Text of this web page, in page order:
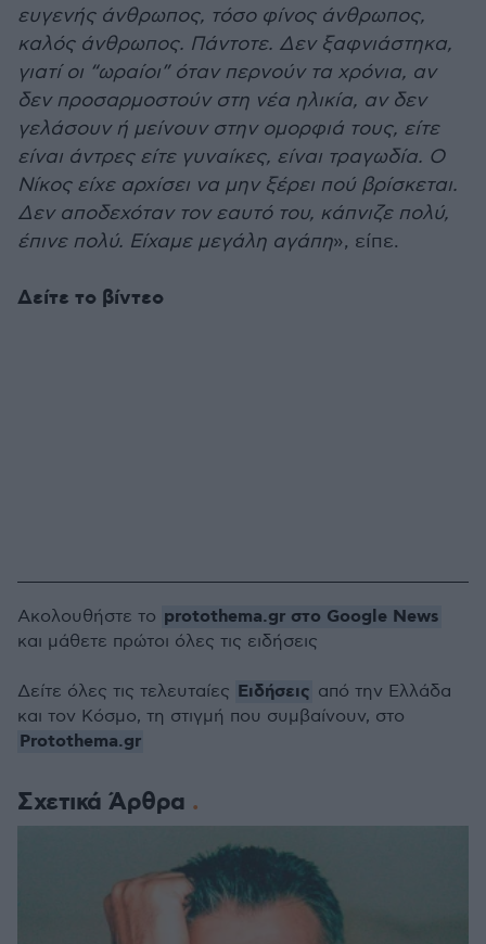
ευγενής άνθρωπος, τόσο φίνος άνθρωπος,
καλός άνθρωπος. Πάντοτε. Δεν ξαφνιάστηκα,
γιατί οι “ωραίοι” όταν περνούν τα χρόνια, αν
δεν προσαρμοστούν στη νέα ηλικία, αν δεν
γελάσουν ή μείνουν στην ομορφιά τους, είτε
είναι άντρες είτε γυναίκες, είναι τραγωδία. Ο
Νίκος είχε αρχίσει να μην ξέρει πού βρίσκεται.
Δεν αποδεχόταν τον εαυτό του, κάπνιζε πολύ,
έπινε πολύ. Είχαμε μεγάλη αγάπη», είπε.
Δείτε το βίντεο
Σχετικά Άρθρα
Ακολουθήστε το protothema.gr στο Google News
και μάθετε πρώτοι όλες τις ειδήσεις
Δείτε όλες τις τελευταίες Ειδήσεις από την Ελλάδα
και τον Κόσμο, τη στιγμή που συμβαίνουν, στο
Protothema.gr